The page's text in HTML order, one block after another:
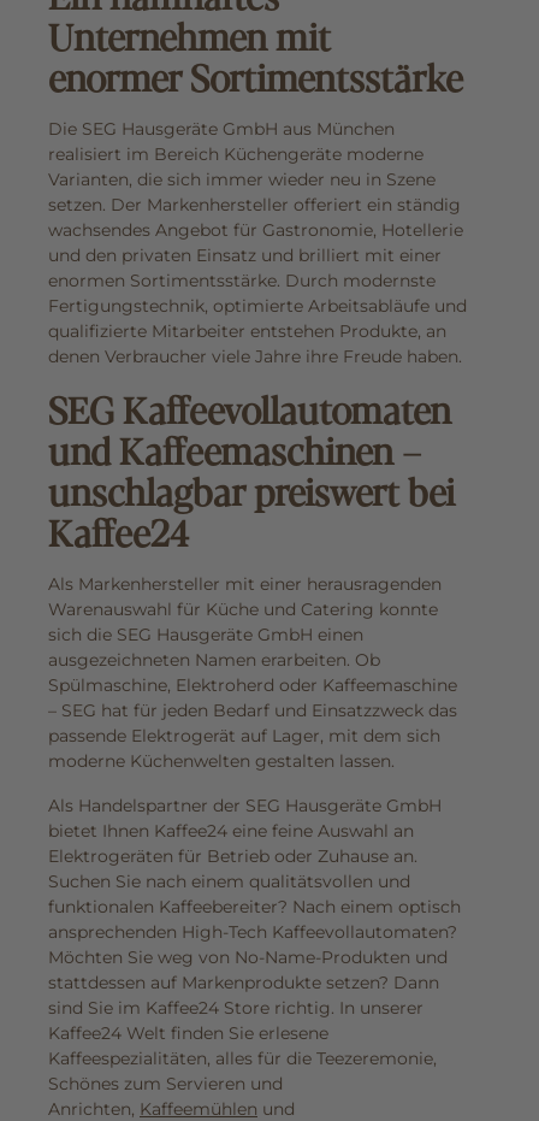
Unternehmen mit
enormer Sortimentsstärke
Die SEG Hausgeräte GmbH aus München
realisiert im Bereich Küchengeräte moderne
Varianten, die sich immer wieder neu in Szene
setzen. Der Markenhersteller offeriert ein ständig
wachsendes Angebot für Gastronomie, Hotellerie
und den privaten Einsatz und brilliert mit einer
enormen Sortimentsstärke. Durch modernste
Fertigungstechnik, optimierte Arbeitsabläufe und
qualifizierte Mitarbeiter entstehen Produkte, an
denen Verbraucher viele Jahre ihre Freude haben.
SEG Kaffeevollautomaten
und Kaffeemaschinen –
unschlagbar preiswert bei
Kaffee24
Als Markenhersteller mit einer herausragenden
Warenauswahl für Küche und Catering konnte
sich die SEG Hausgeräte GmbH einen
ausgezeichneten Namen erarbeiten. Ob
Spülmaschine, Elektroherd oder Kaffeemaschine
– SEG hat für jeden Bedarf und Einsatzzweck das
passende Elektrogerät auf Lager, mit dem sich
moderne Küchenwelten gestalten lassen.
Als Handelspartner der SEG Hausgeräte GmbH
bietet Ihnen Kaffee24 eine feine Auswahl an
Elektrogeräten für Betrieb oder Zuhause an.
Suchen Sie nach einem qualitätsvollen und
funktionalen Kaffeebereiter? Nach einem optisch
ansprechenden High-Tech Kaffeevollautomaten?
Möchten Sie weg von No-Name-Produkten und
stattdessen auf Markenprodukte setzen? Dann
sind Sie im Kaffee24 Store richtig. In unserer
Kaffee24 Welt finden Sie erlesene
Kaffeespezialitäten, alles für die Teezeremonie,
Schönes zum Servieren und
Anrichten, Kaffeemühlen und